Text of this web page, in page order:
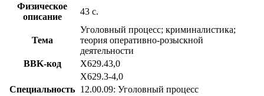
Физическое
описание
43 с.
Тема
Уголовный процесс; криминалистика;
теория оперативно-розыскной
деятельности
BBK-код
Х629.43,0
Х629.3-4,0
Специальность 12.00.09: Уголовный процесс